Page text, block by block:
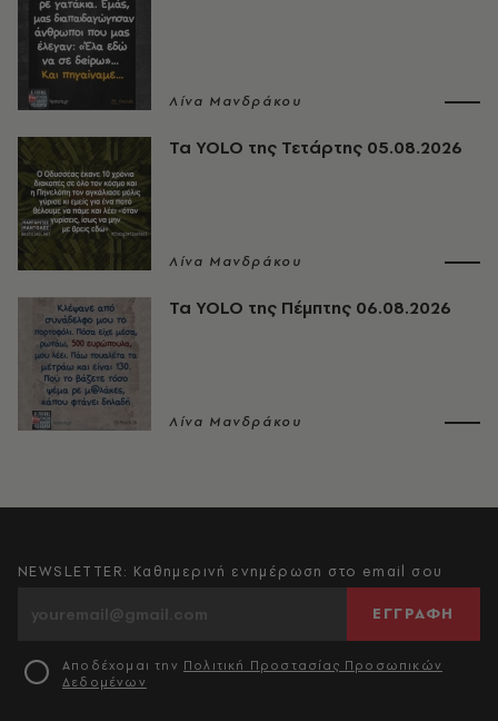
Λίνα Μανδράκου
Τα YOLO της Τετάρτης 05.08.2026
Λίνα Μανδράκου
Τα YOLO της Πέμπτης 06.08.2026
Λίνα Μανδράκου
NEWSLETTER: Καθημερινή ενημέρωση στο email σου
ΕΓΓΡΑΦΗ
Αποδέχομαι την Πολιτική Προστασίας Προσωπικών
Δεδομένων